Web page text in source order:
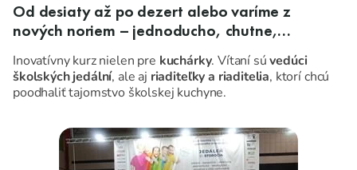
Od desiaty až po dezert alebo varíme z
nových noriem – jednoducho, chutne,
atraktívne
Inovatívny kurz nielen pre kuchárky. Vítaní súvedúci
školských jedální, ale aj riaditeľky a riaditelia, ktorí chcú
poodhaliť tajomstvo školskej kuchyne.
POZOR! KURZ JE URČENÝ LEN ÚČASTNÍKOM, KTORÍ
SA NAOZAJ CHCÚ DOZVEDIEŤ A NAUČIŤ NIEČO